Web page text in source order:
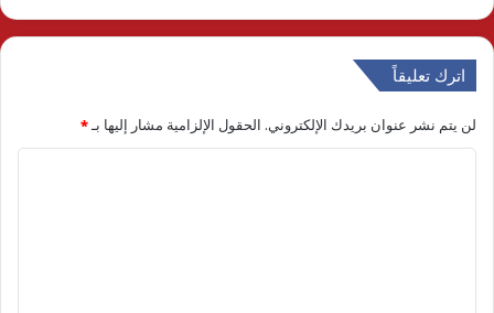
اترك تعليقاً
لن يتم نشر عنوان بريدك الإلكتروني. الحقول الإلزامية مشار إليها بـ*